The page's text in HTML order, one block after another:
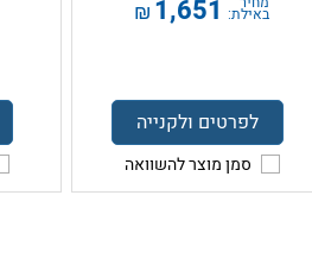
באילת: 1,651
₪
לפרטים ולקנייה
סמן מוצר להשוואה